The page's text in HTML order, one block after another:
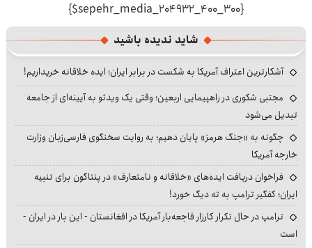
{$sepehr_media_204932_400_300}
شاید ندیده باشید
آشکارترین اعتراف آمریکا به شکست در برابر ایران؛ ایده خلاقانه خریداریم!
مجتبی شکوری در راهپیمایی اربعین؛ وقتی یک ویدئو به آیینه‌ای از جامعه
تبدیل می‌شود
چگونه به «جنگ هرمز» پایان دهیم؛ به روایت سخنگوی فارسی‌زبان وزارت
خارجه آمریکا
فراخوان دریافت ایده‌های «خلاقانه و نامتعارف» در پنتاگون برای تنبیه
ایران؛ کفگیر ترامپ به ته دیگ خورد!
ترامپ در حال تکرار کارزار فاجعه‌بار آمریکا در افغانستان - این بار در ایران -
است